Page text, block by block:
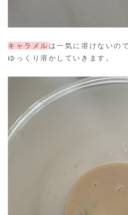
キャラメル は一気に溶けないの
ゆっくり溶かしていきます。